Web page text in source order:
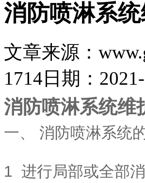
消防喷淋系
文章来源：
1714 日期：
消防喷淋系统维
一、 消防喷淋系统
1 进行局部或全部